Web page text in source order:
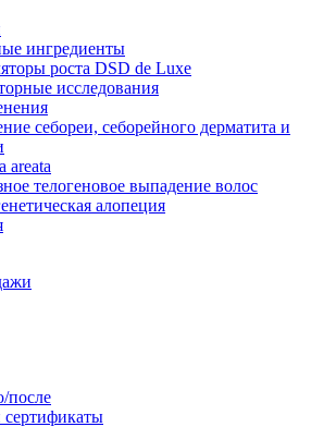
ингредиенты
роста DSD de Luxe
исследования
себореи, себорейного дерматита и
areata
телогеновое выпадение волос
алопеция
после